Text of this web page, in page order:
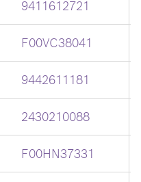
9411612721
F00VC38041
9442611181
2430210088
F00HN37331